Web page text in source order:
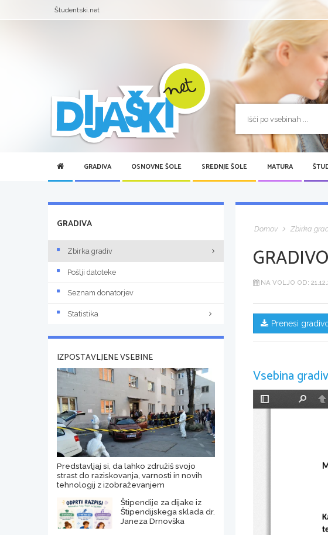
Študentski.net
GRADIVA OSNOVNE ŠOLE SREDNJE ŠOLE MATURA
Domov Zbirka
NA VOLJO OD:
Prenesi
Vsebina
Preklopi
GRADIVA
Zbirka gradiv
Pošlji datoteke
Seznam donatorjev
Statistika
IZPOSTAVLJENE VSEBINE
Predstavljaj si, da lahko združiš svojo
strast do raziskovanja, varnosti in novih
tehnologij z izobraževanjem
Štipendije za dijake iz
Štipendijskega sklada dr.
Janeza Drnovška